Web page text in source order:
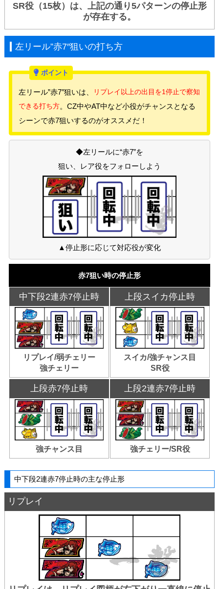
SR役（15枚）は、上記の通り5パターンの停止形
が存在する。
左リール”赤7″狙いの打ち方
左リール”赤7″狙いは、
リプレイ以上の出目を1停止で察知
できる打ち方。CZ中やAT中など小役がチャンスとなる
シーンで赤7狙いするのがオススメだ！
◆左リールに“赤7”を
狙い、レア役をフォローしよう
▲停止形に応じて対応役が変化
赤7狙い時の停止形
中下段2連赤7停止時
リプレイ/弱チェリー
強チェリー
上段スイカ停止時
スイカ/強チャンス目
SR役
上段赤7停止時
強チャンス目
上段2連赤7停止時
強チェリー/SR役
中下段2連赤7停止時の主な停止形
リプレイ